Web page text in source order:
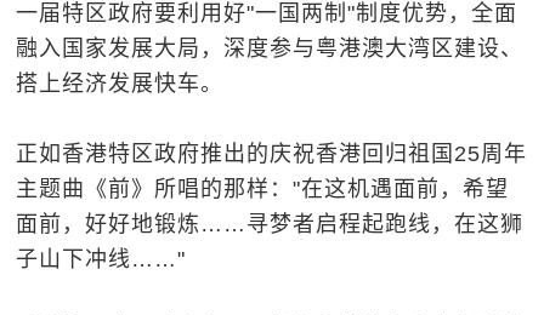
一届特区政府要利用好"一国两制"制度优势，全面
融入国家发展大局，深度参与粤港澳大湾区建设、
搭上经济发展快车。
正如香港特区政府推出的庆祝香港回归祖国25周年
主题曲《前》所唱的那样："在这机遇面前，希望
面前，好好地锻炼……寻梦者启程起跑线，在这狮
子山下冲线……"